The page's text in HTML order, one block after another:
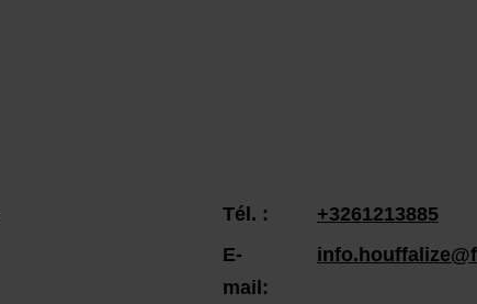
Tél. :
+3261213885
E-
mail: